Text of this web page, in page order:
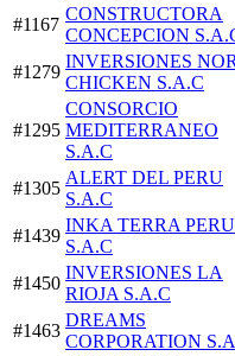
#1167
CONSTRUCTORA
CONCEPCION
#1279
INVERSIONES
CHICKEN S.A.C
#1295
CONSORCIO
MEDITERRANEO
S.A.C
#1305
ALERT DEL PERU
S.A.C
#1439
INKA TERRA PERU
S.A.C
#1450
INVERSIONES LA
RIOJA S.A.C
#1463
DREAMS
CORPORATION